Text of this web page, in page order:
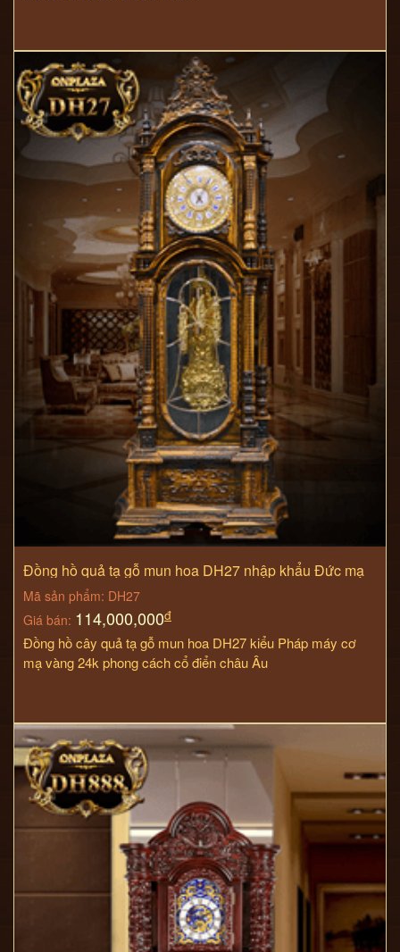
Đồng hồ quả tạ gỗ mun hoa DH27 nhập khẩu Đức mạ
vàng
Mã sản phẩm: DH27
Giá bán: 114,000,000đ
Đồng hồ cây quả tạ gỗ mun hoa DH27 kiểu Pháp máy cơ
mạ vàng 24k phong cách cổ điển châu Âu